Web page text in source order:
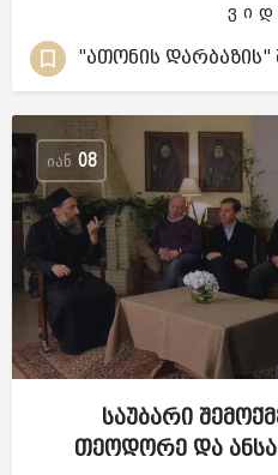
ვ ი
"ათონის დარბაზის"
ᲘᲐᲜ 08
საუბარი
თეოდორე და